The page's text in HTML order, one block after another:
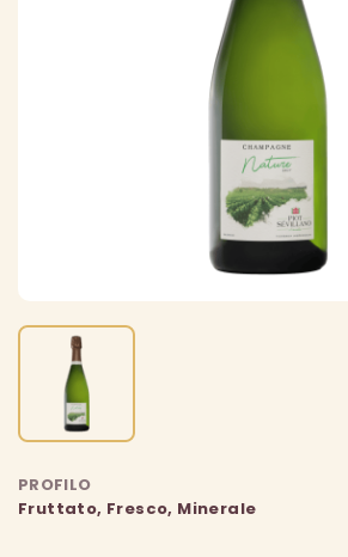
PROFILO
Fruttato, Fresco, Minerale